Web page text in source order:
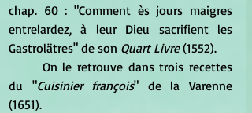
chap. 60 : "Comment ès jours maigres
entrelardez, à leur Dieu sacrifient les
Gastrolätres" de son Quart Livre (1552).
du "Cuisinier françois" de la Varenne
(1651).